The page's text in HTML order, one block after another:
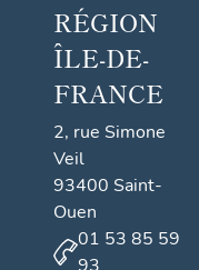
RÉGION
ÎLE-DE-
FRANCE
2, rue Simone
Veil
93400 Saint-
Ouen
01 53 85 59